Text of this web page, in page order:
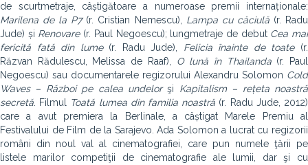
de scurtmetraje, câștigătoare a numeroase premii internaționale:
Marilena de la P7(r. Cristian Nemescu), Lampa cu căciulă(r. Radu
Jude) și Renovare(r. Paul Negoescu); lungmetraje de debut Cea mai
fericită fată din lume(r. Radu Jude), Felicia înainte de toate(r.
Răzvan Rădulescu, Melissa de Raaf), O lună în Thailanda(r. Paul
Negoescu) sau documentarele regizorului Alexandru Solomon Cold
Waves – Război pe calea undelorşi Kapitalism – rețeta noastră
secretă . Filmul Toată lumea din familia noastră (r. Radu Jude, 2012)
care a avut premiera la Berlinale, a câștigat Marele Premiu al
Festivalului de Film de la Sarajevo. Ada Solomon a lucrat cu regizorii
români din noul val al cinematografiei, care pun numele ţării pe
listele marilor competiţii de cinematografie ale lumii, dar şi cu